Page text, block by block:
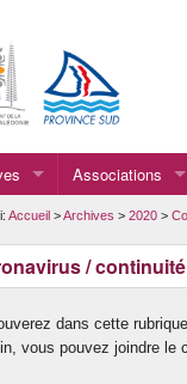
Associations
Association
FSE
Accueil >Archives > 2020 >
/
dans cette
vous pouvez joindre le